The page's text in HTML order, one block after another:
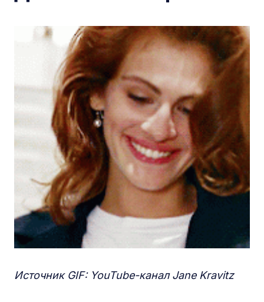
Источник GIF: YouTube-канал Jane Kravitz